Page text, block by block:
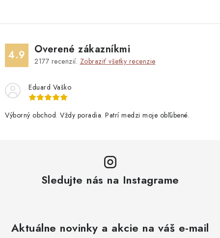
4.9 Overené zákazníkmi
2177 recenzií. Zobraziť všetky recenzie
Eduard Vaško
Výborný obchod. Vždy poradia. Patrí medzi moje obľúbené.
Sledujte nás na Instagrame
Aktuálne novinky a akcie na váš e-mail